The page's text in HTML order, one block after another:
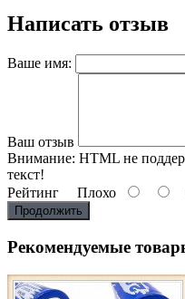
Написать отзыв
Ваше имя:
Ваш отзыв
Внимание: HTML не
текст!
Рейтинг Плохо
Продолжить
Рекомендуемые